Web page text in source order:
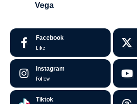
Vega
Facebook
Like
Instagram
Follow
Tiktok